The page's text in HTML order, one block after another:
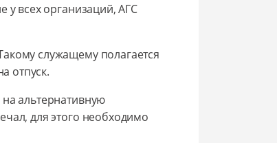
у всех организаций, АГС
служащему полагается
отпуск.
альтернативную
для этого необходимо